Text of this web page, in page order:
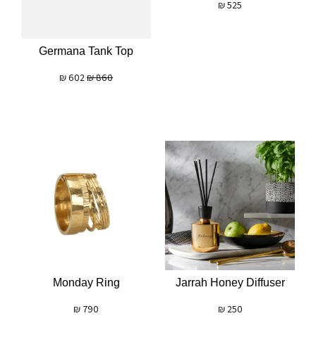
525
₪
Germana Tank Top
860
₪
602
₪
Jarrah Honey Diffuser
250
₪
Monday Ring
790
₪